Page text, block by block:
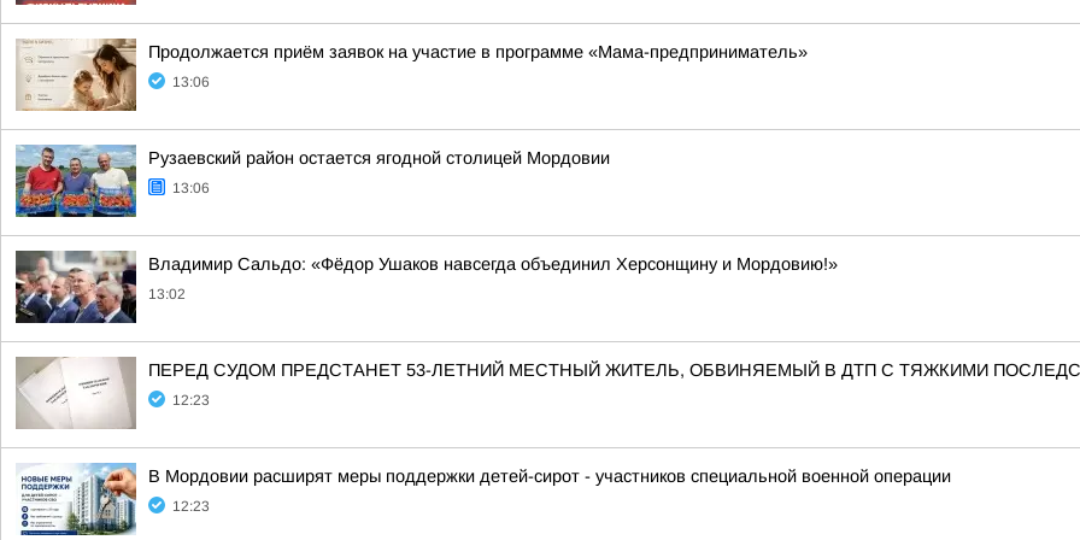
Продолжается приём заявок на участие в программе «Мама-предприниматель»
13:06
Рузаевский район остается ягодной столицей Мордовии
13:06
Владимир Сальдо: «Фёдор Ушаков навсегда объединил Херсонщину и Мордовию!»
13:02
ПЕРЕД СУДОМ ПРЕДСТАНЕТ 53-ЛЕТНИЙ МЕСТНЫЙ ЖИТЕЛЬ, ОБВИНЯЕМЫЙ В ДТП С ТЯЖКИМИ
12:23
В Мордовии расширят меры поддержки детей-сирот - участников специальной военной операции
12:23